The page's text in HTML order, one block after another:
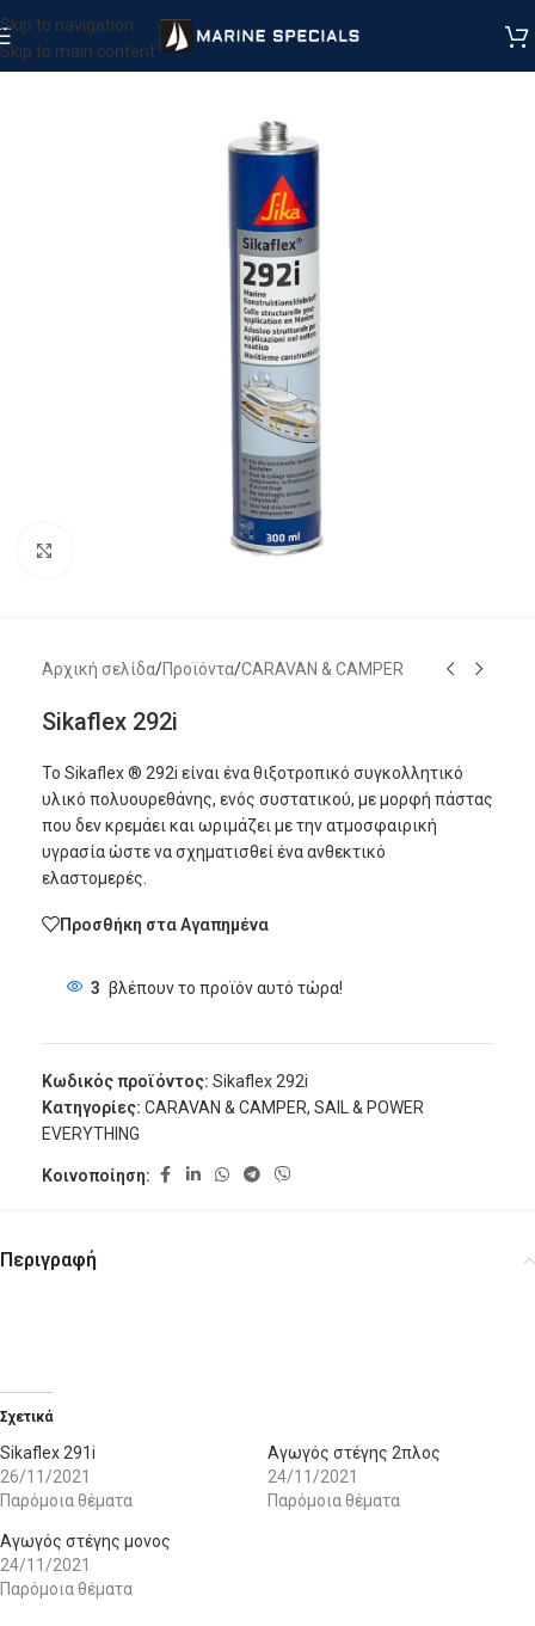
Skip to navigation
Skip to main content
Αρχική σελίδα/Προϊόντα/CARAVAN & CAMPER
Sikaflex 292i
Το Sikaflex ® 292i είναι ένα θιξοτροπικό συγκολλητικό
υλικό πολυουρεθάνης, ενός συστατικού, με μορφή πάστας
που δεν κρεμάει και ωριμάζει με την ατμοσφαιρική
υγρασία ώστε να σχηματισθεί ένα ανθεκτικό
ελαστομερές.
Προσθήκη στα Αγαπημένα
3 βλέπουν το προϊόν αυτό τώρα!
Κωδικός προϊόντος: Sikaflex 292i
Κατηγορίες: CARAVAN & CAMPER, SAIL & POWER
EVERYTHING
Κοινοποίηση:
Περιγραφή
Σχετικά
Sikaflex 291i
26/11/2021
Παρόμοια θέματα
Αγωγός στέγης 2πλος
24/11/2021
Παρόμοια θέματα
Αγωγός στέγης μονος
24/11/2021
Παρόμοια θέματα